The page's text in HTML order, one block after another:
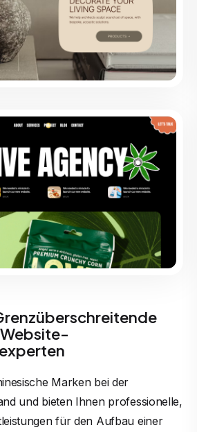
Marken bei der
und bieten Ihnen professionelle,
für den Aufbau einer